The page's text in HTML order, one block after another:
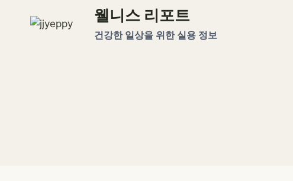
웰니스 리포트
건강한 일상을 위한 실용 정보